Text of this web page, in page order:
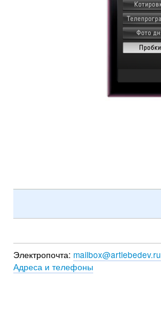
Электропочта: mailbox@artlebedev.ru
Адреса и телефоны